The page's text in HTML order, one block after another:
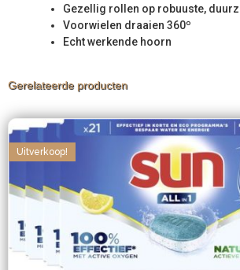
Gezellig rollen op robuuste,
Voorwielen draaien 360º
Echt werkende hoorn
Gerelateerde producten
Uitverkoop!